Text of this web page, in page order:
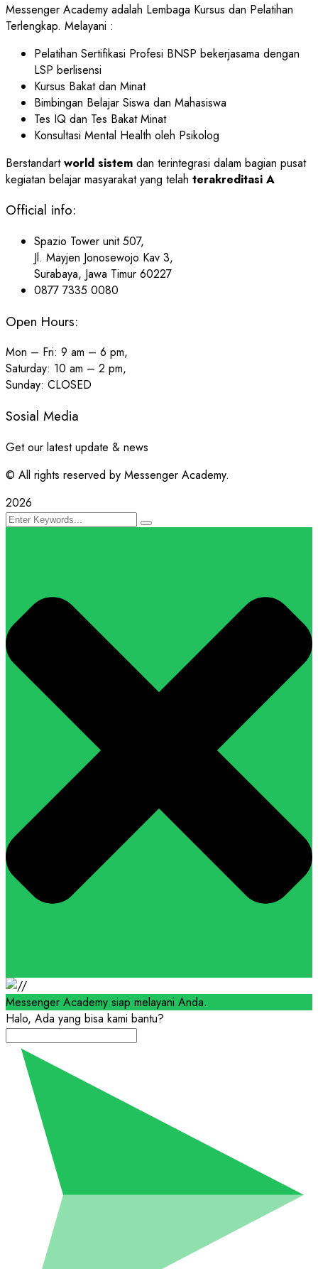
Messenger Academy adalah Lembaga Kursus dan Pelatihan
Terlengkap. Melayani :
Pelatihan Sertifikasi Profesi BNSP bekerjasama dengan
LSP berlisensi
Kursus Bakat dan Minat
Bimbingan Belajar Siswa dan Mahasiswa
Tes IQ dan Tes Bakat Minat
Konsultasi Mental Health oleh Psikolog
Berstandartworld sistem dan terintegrasi dalam bagian pusat
kegiatan belajar masyarakat yang telah terakreditasi A
Official info:
Spazio Tower unit 507,
Jl. Mayjen Jonosewojo Kav 3,
Surabaya, Jawa Timur 60227
0877 7335 0080
Open Hours:
Mon – Fri: 9 am – 6 pm,
Saturday: 10 am – 2 pm,
Sunday: CLOSED
Sosial Media
Get our latest update & news
© All rights reserved by Messenger Academy.
2026
Messenger Academy siap melayani Anda.
Halo, Ada yang bisa kami bantu?